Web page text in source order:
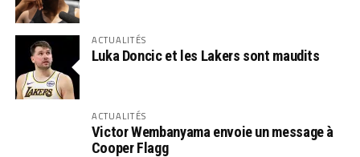
ACTUALITÉS
Luka Doncic et les Lakers sont maudits
ACTUALITÉS
Victor Wembanyama envoie un message à
Cooper Flagg